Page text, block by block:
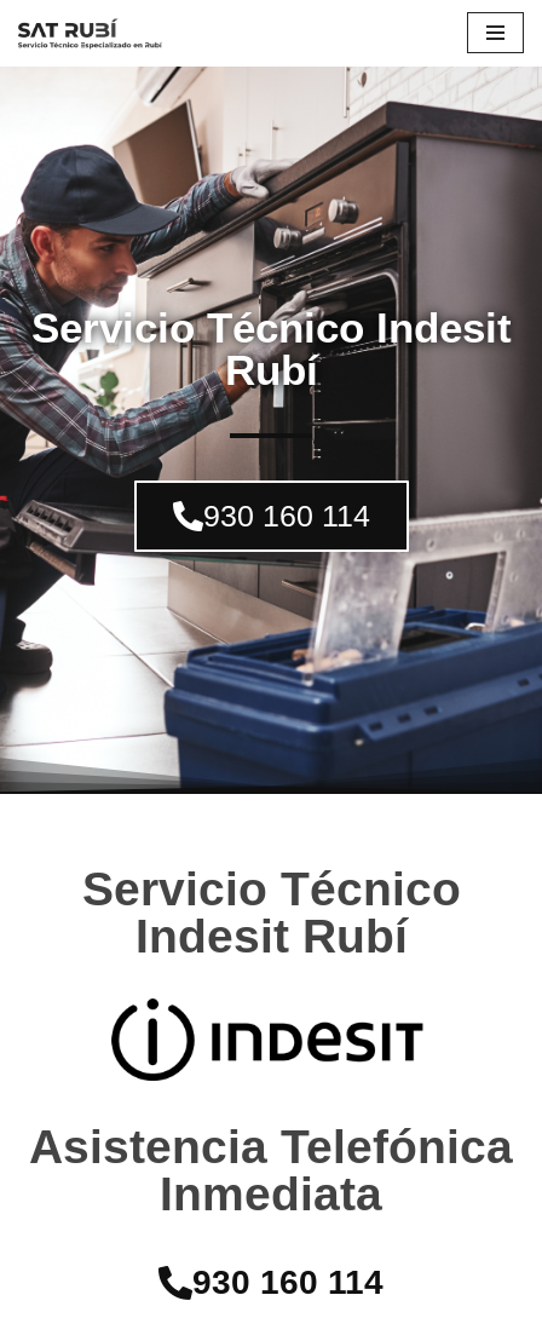
Saltar
Servicio Técnico Indesit
Rubí
930 160 114
Servicio Técnico
Indesit Rubí
Asistencia Telefónica
Inmediata
930 160 114